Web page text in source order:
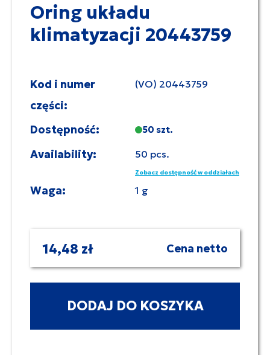
Oring układu
klimatyzacji 20443759
Kod i numer
części:
(VO) 20443759
Dostępność: 50 szt.
Availability: 50 pcs.
Zobacz dostępność w oddziałach
Waga: 1 g
14,48 zł Cena netto
DODAJ DO KOSZYKA